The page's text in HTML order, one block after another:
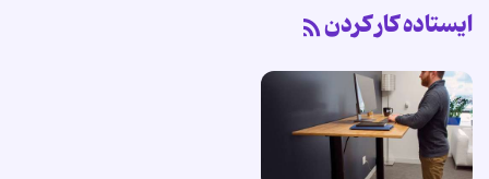
ایستاده کار کردن